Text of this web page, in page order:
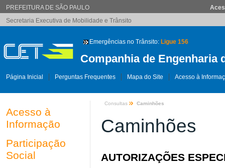
PREFEITURA DE SÃO PAULO
Secretaria Executiva de Mobilidade e Trânsito
Emergências no Trânsito: Ligue 156
Companhia de Engenharia
Página Inicial Perguntas Frequentes Mapa do Site Acesso à
Acesso à
Informação
Participação
Social
Consultas Caminhões
Caminhões
AUTORIZAÇÕES